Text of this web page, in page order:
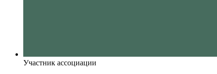
Участник ассоциации